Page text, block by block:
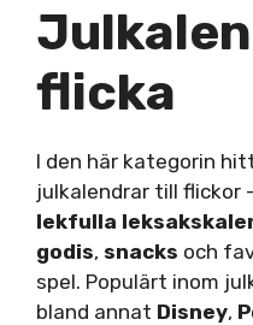
flicka
I den här kategorin
julkalendrar till flickor
lekfulla
godis, snacks och
spel. Populärt inom
bland annat Disney,